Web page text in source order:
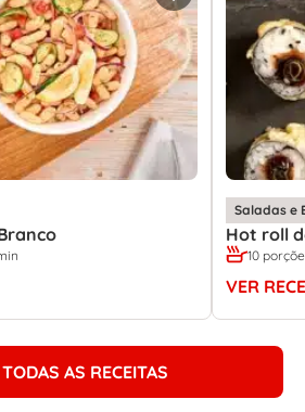
Saladas e
Hot roll
10
VER
AS RECEITAS